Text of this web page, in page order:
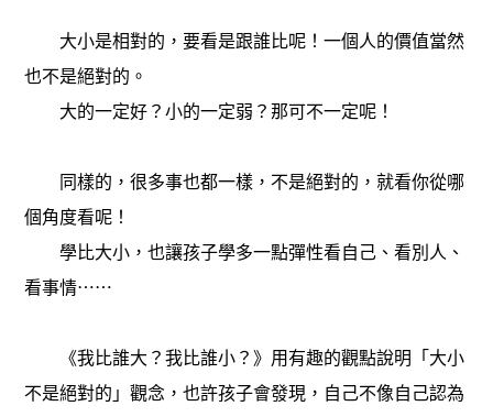
大小是相對的，要看是跟誰比呢！一個人的價值當然
也不是絕對的。
大的一定好？小的一定弱？那可不一定呢！
同樣的，很多事也都一樣，不是絕對的，就看你從哪
個角度看呢！
學比大小，也讓孩子學多一點彈性看自己、看別人、
看事情⋯⋯
《我比誰大？我比誰小？》用有趣的觀點說明「大小
不是絕對的」觀念，也許孩子會發現 ，自己不像自己認為